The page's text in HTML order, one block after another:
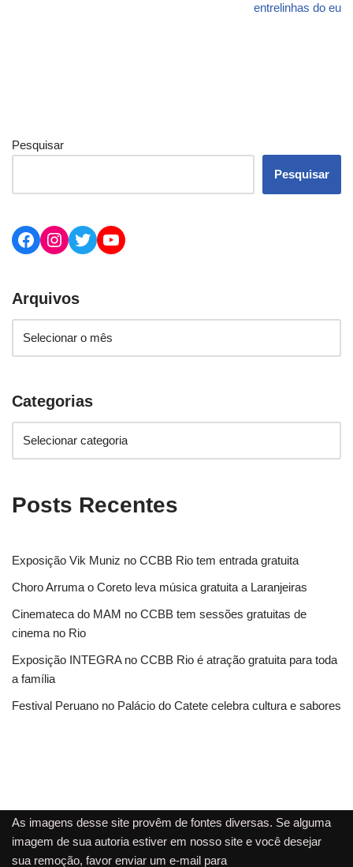
entrelinhas do eu
Pesquisar
Pesquisar
Arquivos
Categorias
Posts Recentes
Exposição Vik Muniz no CCBB Rio tem entrada gratuita
Choro Arruma o Coreto leva música gratuita a Laranjeiras
Cinemateca do MAM no CCBB tem sessões gratuitas de
cinema no Rio
Exposição INTEGRA no CCBB Rio é atração gratuita para toda
a família
Festival Peruano no Palácio do Catete celebra cultura e sabores
As imagens desse site provêm de fontes diversas. Se alguma
imagem de sua autoria estiver em nosso site e você desejar
sua remoção, favor enviar um e-mail para